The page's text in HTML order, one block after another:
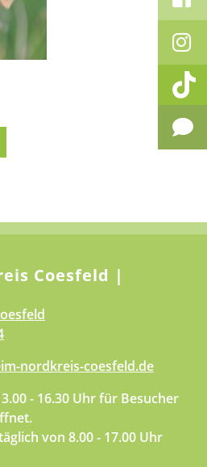
Coesfeld |
nordkreis-coesfeld.de
- 16.30 Uhr für Besucher
von 8.00 - 17.00 Uhr